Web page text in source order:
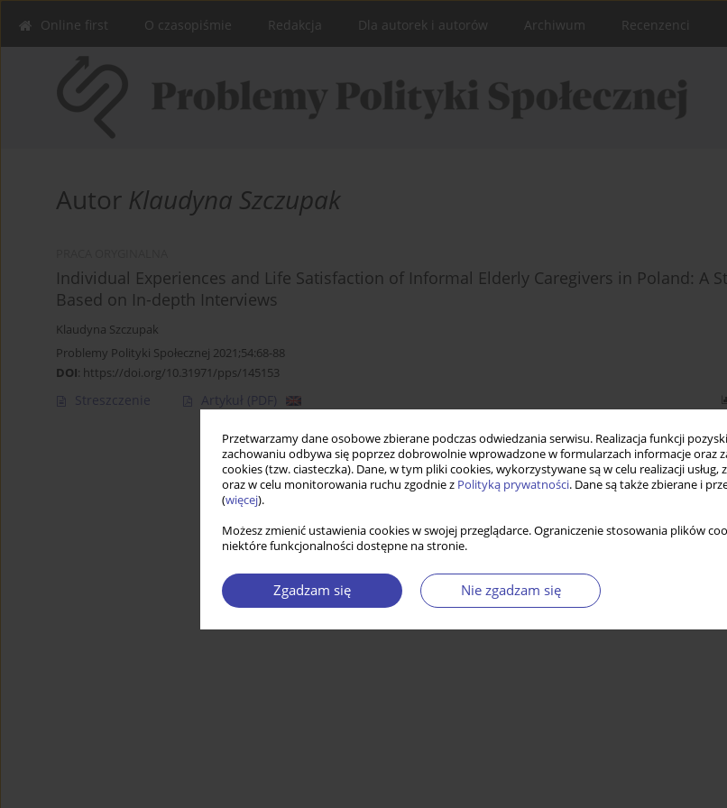
Przetwarzamy dane osobowe zbierane podczas odwiedzania serwisu. Realizacja funkcji
zachowaniu odbywa się poprzez dobrowolnie wprowadzone w formularzach informacje oraz
cookies (tzw. ciasteczka). Dane, w tym pliki cookies, wykorzystywane są w celu realizacji
oraz w celu monitorowania ruchu zgodnie z Polityką prywatności. Dane są także zbierane i
(więcej).
Możesz zmienić ustawienia cookies w swojej przeglądarce. Ograniczenie stosowania plików
niektóre funkcjonalności dostępne na stronie.
Zgadzam się Nie zgadzam się
Online first O czasopiśmie Redakcja Dla autorek i autorów Archiwum Recenzenci
Autor Klaudyna Szczupak
Individual Experiences and Life Satisfaction of Informal Elderly Caregivers in Poland: A
Based on In-depth Interviews
Klaudyna Szczupak
Problemy Polityki Społecznej 2021;54:68-88
DOI: https://doi.org/10.31971/pps/145153
Streszczenie Artykuł (PDF)